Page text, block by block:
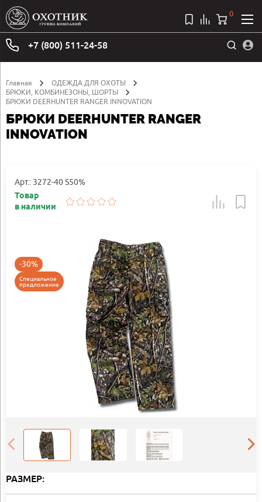
+7 (800) 511-24-58
0
Главная
ОДЕЖДА ДЛЯ ОХОТЫ
БРЮКИ, КОМБИНЕЗОНЫ, ШОРТЫ
БРЮКИ DEERHUNTER RANGER INNOVATION
БРЮКИ DEERHUNTER RANGER
INNOVATION
Арт.: 3272-40 S50%
Товар
в наличии
-30%
Специальное
предложение
РАЗМЕР: